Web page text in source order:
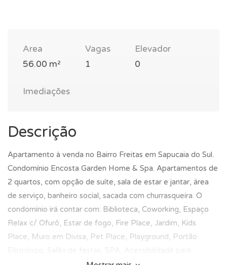
Area
56.00 m²
Vagas
1
Elevador
0
Imediações
Descrição
Apartamento à venda no Bairro Freitas em Sapucaia do Sul.
Condomínio Encosta Garden Home & Spa. Apartamentos de
2 quartos, com opção de suíte, sala de estar e jantar, área
de serviço, banheiro social, sacada com churrasqueira. O
condomínio irá contar com: Biblioteca, Coworking, Espaço
Relax c/ Ofurô, Estar de fogo, Fire Place, Jardim, Kids
Place, Muro em Divisa, Pet Place, Playground, Portão